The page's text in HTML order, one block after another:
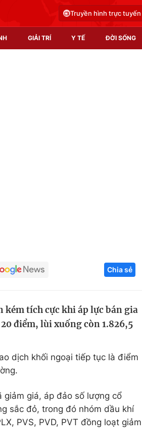
Truyền hình trực tuyến
GIẢI TRÍ Y TẾ ĐỜI SỐNG
Công nghệ
Sản phẩm
Tư vấn
Chia sẻ
tích cực khi áp lực bán gia
điểm, lùi xuống còn 1.826,5
dịch khối ngoại tiếp tục là điểm
giá, áp đảo số lượng cổ
sắc đỏ, trong đó nhóm dầu khí
PVS, PVD, PVT đồng loạt giảm